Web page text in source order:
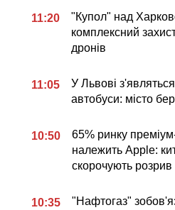
11:20
"Купол" над
комплексний
дронів
11:05
У Львові
автобуси: місто
10:50
65% ринку
належить Apple:
скорочують розрив
10:35
"Нафтогаз"